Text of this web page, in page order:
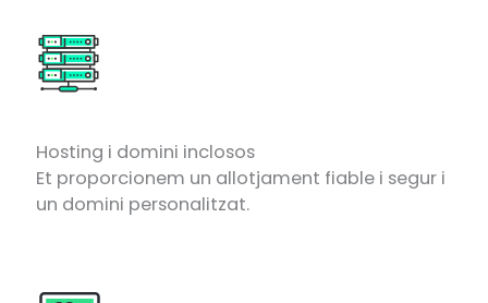
Hosting i domini inclosos
Et proporcionem un allotjament fiable i segur i
un domini personalitzat.